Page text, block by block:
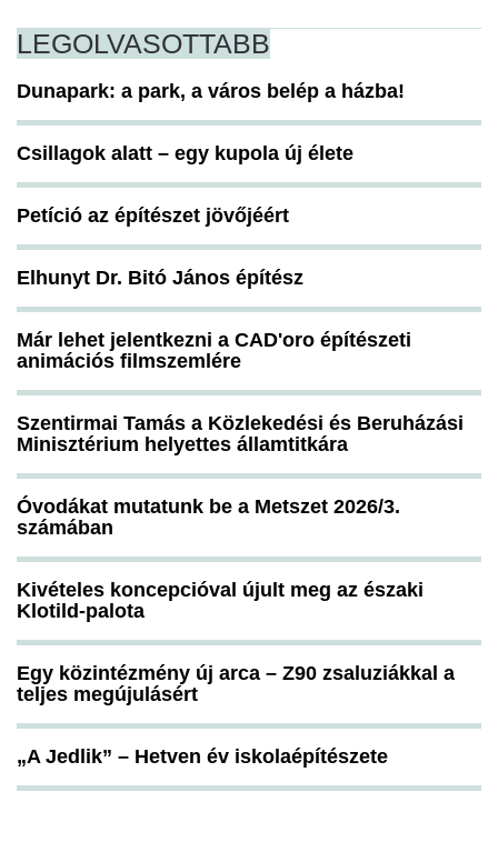
LEGOLVASOTTABB
Dunapark: a park, a város belép a házba!
Csillagok alatt – egy kupola új élete
Petíció az építészet jövőjéért
Elhunyt Dr. Bitó János építész
Már lehet jelentkezni a CAD'oro építészeti
animációs filmszemlére
Szentirmai Tamás a Közlekedési és Beruházási
Minisztérium helyettes államtitkára
Óvodákat mutatunk be a Metszet 2026/3.
számában
Kivételes koncepcióval újult meg az északi
Klotild-palota
Egy közintézmény új arca – Z90 zsaluziákkal a
teljes megújulásért
„A Jedlik” – Hetven év iskolaépítészete